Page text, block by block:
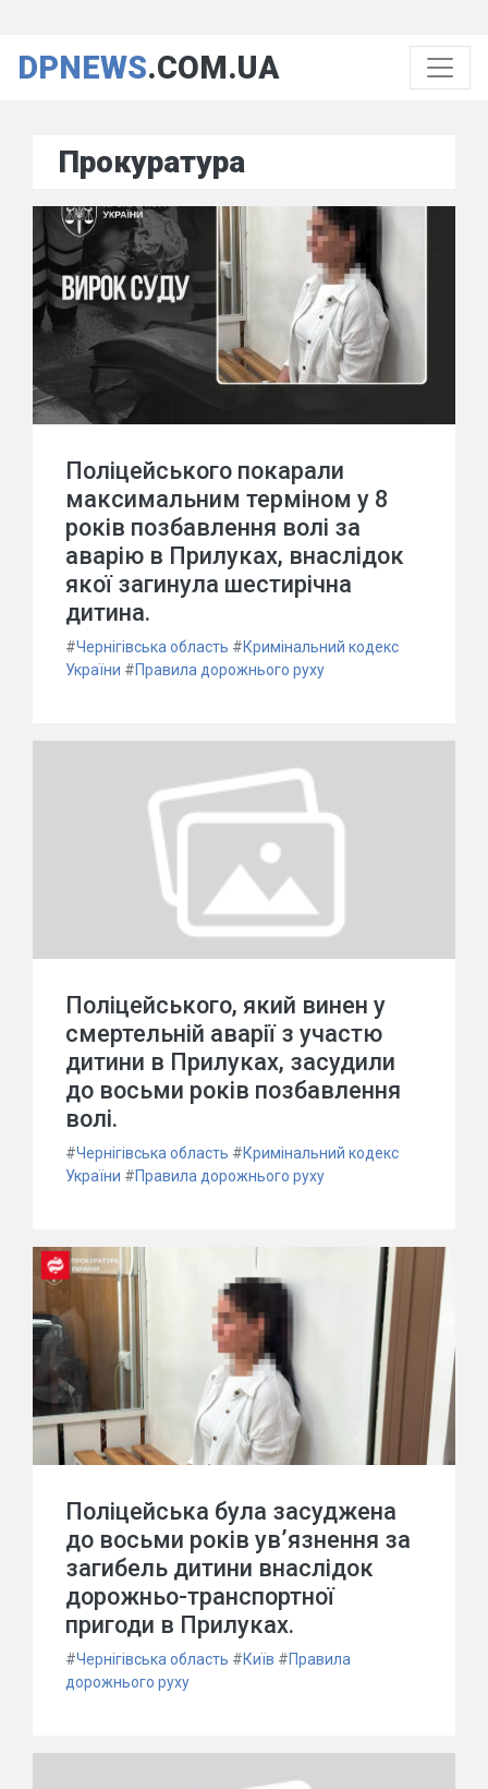
DPNEWS.COM.UA
Прокуратура
Поліцейського покарали
максимальним терміном у 8
років позбавлення волі за
аварію в Прилуках, внаслідок
якої загинула шестирічна
дитина.
#Чернігівська область #Кримінальний кодекс
України #Правила дорожнього руху
Поліцейського, який винен у
смертельній аварії з участю
дитини в Прилуках, засудили
до восьми років позбавлення
волі.
#Чернігівська область #Кримінальний кодекс
України #Правила дорожнього руху
Поліцейська була засуджена
до восьми років ув’язнення за
загибель дитини внаслідок
дорожньо-транспортної
пригоди в Прилуках.
#Чернігівська область #Київ #Правила
дорожнього руху